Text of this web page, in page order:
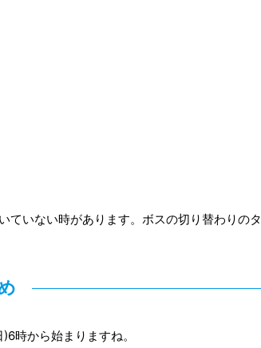
ていない時があります。ボスの切り替わりのタ
時から始まりますね。